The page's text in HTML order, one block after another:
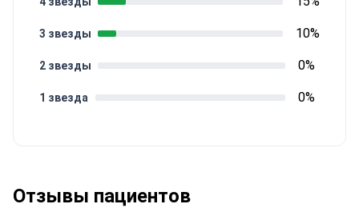
1 звезда 0%
2 звезды 0%
3 звезды 10%
Отзывы пациентов